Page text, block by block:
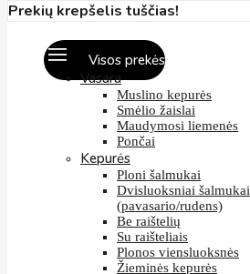
Prekių krepšelis tuščias!
Visos prekės
Vasara
Muslino kepurės
Smėlio žaislai
Maudymosi liemenės
Pončai
Kepurės
Ploni šalmukai
Dvisluoksniai šalmukai
(pavasario/rudens)
Be raištelių
Su raišteliais
Plonos viensluoksnės
Žieminės kepurės